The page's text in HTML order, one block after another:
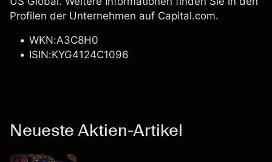
Profilen der Unternehmen auf Capital.com.
WKN:A3C8H0
ISIN:KYG4124C1096
Neueste Aktien-Artikel